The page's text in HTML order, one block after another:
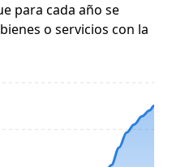
para cada año se
o servicios con la